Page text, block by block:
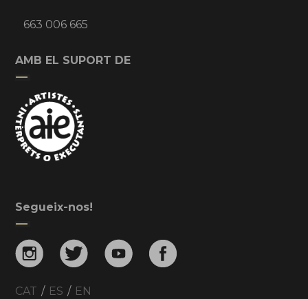
663 006 665
AMB EL SUPORT DE
Segueix-nos!
CAT / ES / EN